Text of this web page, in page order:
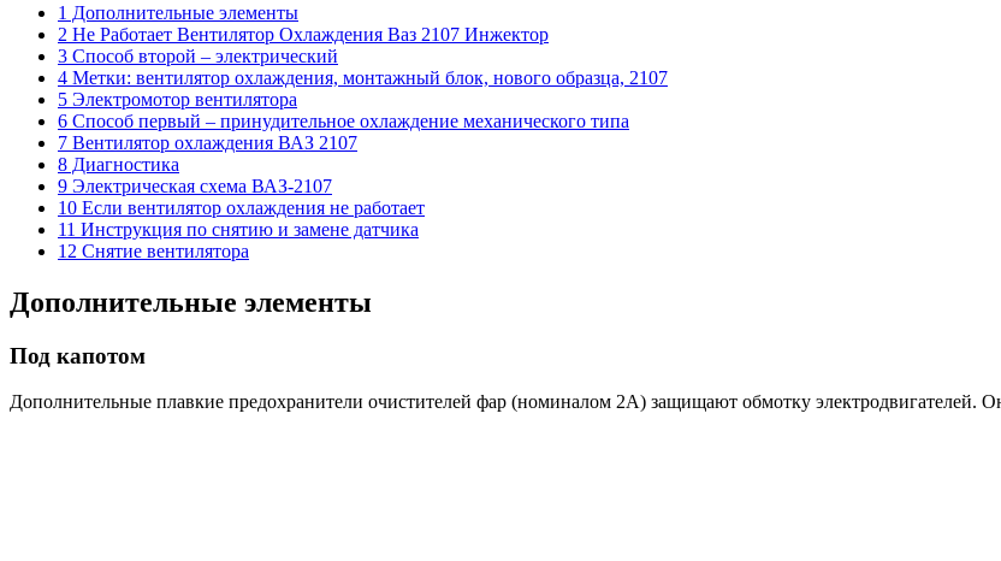
1 Дополнительные элементы
2 Не Работает Вентилятор Охлаждения Ваз 2107 Инжектор
3 Способ второй – электрический
4 Метки: вентилятор охлаждения, монтажный блок, нового образца, 2107
5 Электромотор вентилятора
6 Способ первый – принудительное охлаждение механического типа
7 Вентилятор охлаждения ВАЗ 2107
8 Диагностика
9 Электрическая схема ВАЗ-2107
10 Если вентилятор охлаждения не работает
11 Инструкция по снятию и замене датчика
12 Снятие вентилятора
Дополнительные элементы
Под капотом
Дополнительные плавкие предохранители очистителей фар (номиналом 2А) защищают обмотку электродвигателей.